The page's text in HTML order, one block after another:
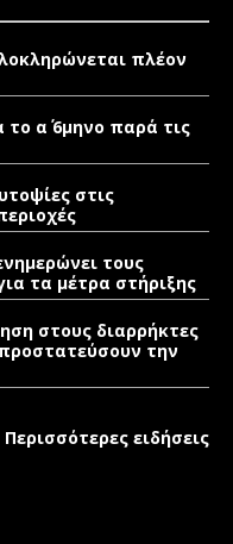
πλέον
α΄ 6μηνο παρά τις
στις
τους
τα μέτρα στήριξης
στους διαρρήκτες
την
Περισσότερες ειδήσεις